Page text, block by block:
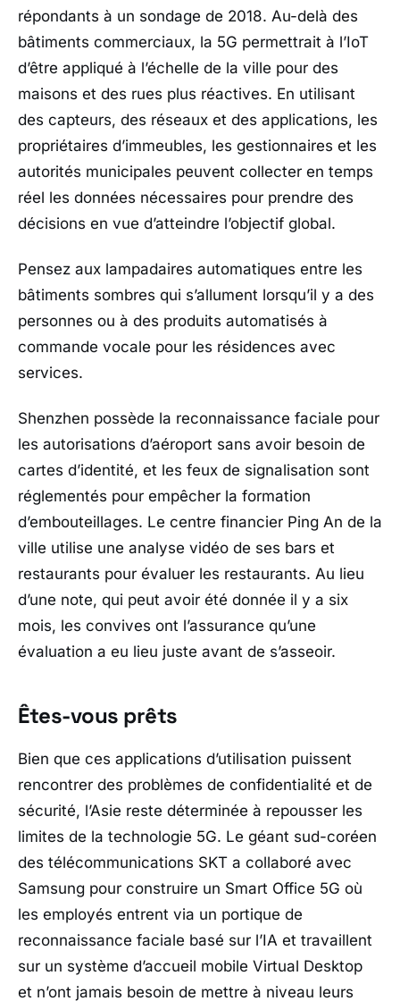
répondants à un sondage de 2018. Au-delà des
bâtiments commerciaux, la 5G permettrait à l’IoT
d’être appliqué à l’échelle de la ville pour des
maisons et des rues plus réactives. En utilisant
des capteurs, des réseaux et des applications, les
propriétaires d’immeubles, les gestionnaires et les
autorités municipales peuvent collecter en temps
réel les données nécessaires pour prendre des
décisions en vue d’atteindre l’objectif global.
Pensez aux lampadaires automatiques entre les
bâtiments sombres qui s’allument lorsqu’il y a des
personnes ou à des produits automatisés à
commande vocale pour les résidences avec
services.
Shenzhen possède la reconnaissance faciale pour
les autorisations d’aéroport sans avoir besoin de
cartes d’identité, et les feux de signalisation sont
réglementés pour empêcher la formation
d’embouteillages. Le centre financier Ping An de la
ville utilise une analyse vidéo de ses bars et
restaurants pour évaluer les restaurants. Au lieu
d’une note, qui peut avoir été donnée il y a six
mois, les convives ont l’assurance qu’une
évaluation a eu lieu juste avant de s’asseoir.
Êtes-vous prêts
Bien que ces applications d’utilisation puissent
rencontrer des problèmes de confidentialité et de
sécurité, l’Asie reste déterminée à repousser les
limites de la technologie 5G. Le géant sud-coréen
des télécommunications SKT a collaboré avec
Samsung pour construire un Smart Office 5G où
les employés entrent via un portique de
reconnaissance faciale basé sur l’IA et travaillent
sur un système d’accueil mobile Virtual Desktop
et n’ont jamais besoin de mettre à niveau leurs